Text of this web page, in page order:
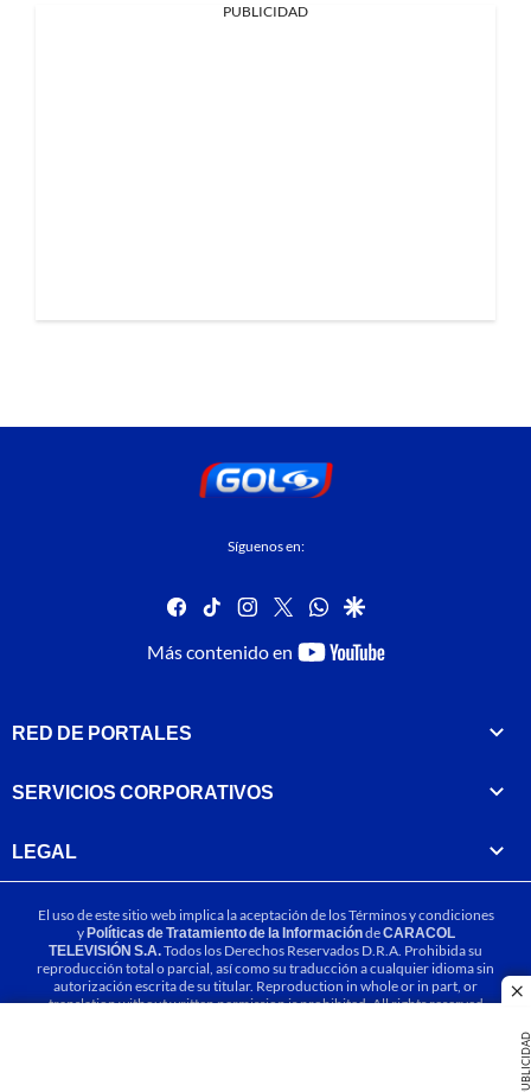
PUBLICIDAD
PUBLICIDAD
Síguenos en:
facebook
tiktok instagram
twitterwhatsapp
google
Más contenido en
youtube-
RED DE PORTALES
SERVICIOS CORPORATIVOS
LEGAL
El uso de este sitio web implica la aceptación de losTérminos y condiciones
yPolíticas de Tratamiento de la InformacióndeCARACOL
TELEVISIÓN S.A.Todos los Derechos Reservados D.R.A. Prohibida su
reproducción total o parcial, así como su traducción a cualquier idioma sin
autorización escrita de su titular. Reproduction in whole or in part, or
translation without written permission is prohibited. All rights reserved